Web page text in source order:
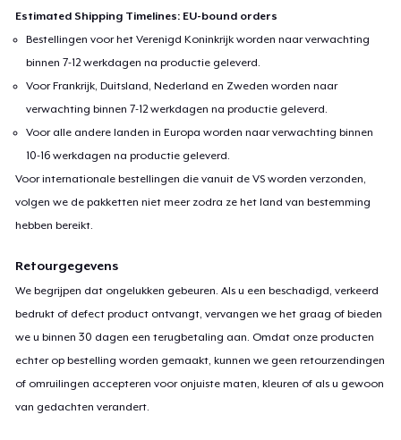
Estimated Shipping Timelines: EU-bound orders
Bestellingen voor het Verenigd Koninkrijk worden naar verwachting
binnen 7-12 werkdagen na productie geleverd.
Voor Frankrijk, Duitsland, Nederland en Zweden worden naar
verwachting binnen 7-12 werkdagen na productie geleverd.
Voor alle andere landen in Europa worden naar verwachting binnen
10-16 werkdagen na productie geleverd.
Voor internationale bestellingen die vanuit de VS worden verzonden,
volgen we de pakketten niet meer zodra ze het land van bestemming
hebben bereikt.
Retourgegevens
We begrijpen dat ongelukken gebeuren. Als u een beschadigd, verkeerd
bedrukt of defect product ontvangt, vervangen we het graag of bieden
we u binnen 30 dagen een terugbetaling aan. Omdat onze producten
echter op bestelling worden gemaakt, kunnen we geen retourzendingen
of omruilingen accepteren voor onjuiste maten, kleuren of als u gewoon
van gedachten verandert.